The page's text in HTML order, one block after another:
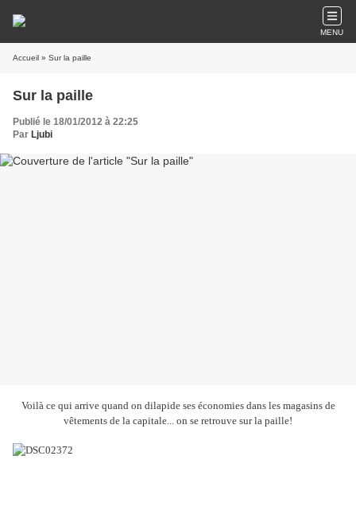
MENU
Accueil » Sur la paille
Sur la paille
Publié le 18/01/2012 à 22:25
Par Ljubi
Voilà ce qui arrive quand on dilapide ses économies dans les magasins de
vêtements de la capitale... on se retrouve sur la paille!